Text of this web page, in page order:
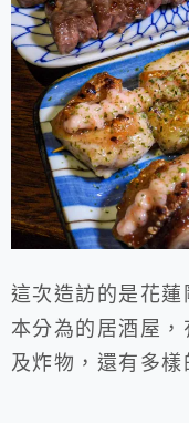
這次造訪的是花蓮
本分為的居酒屋
及炸物，還有多